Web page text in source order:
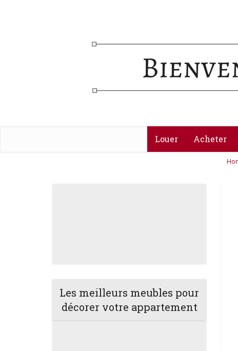
Louer Acheter
Les meilleurs meubles pour
décorer votre appartement